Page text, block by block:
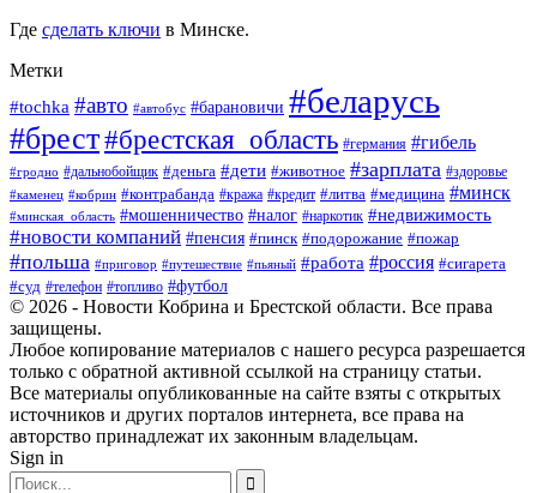
Где сделать ключи в Минске.
Метки
#tochka #авто #автобус #барановичи #беларусь
#брест#брестская_область #германия #гибель
#гродно #дальнобойщик #деньга #дети #животное #зарплата #здоровье
#каменец #кобрин #контрабанда #кража #кредит #литва #медицина #минск
#минская_область #мошенничество #налог #наркотик #недвижимость
#новости компаний #пенсия #пинск #подорожание #пожар
#польша #приговор #путешествие #пьяный #работа #россия #сигарета
#суд #телефон #топливо #футбол
© 2026 - Новости Кобрина и Брестской области. Все права
защищены.
Любое копирование материалов с нашего ресурса разрешается
только с обратной активной ссылкой на страницу статьи.
Все материалы опубликованные на сайте взяты с открытых
источников и других порталов интернета, все права на
авторство принадлежат их законным владельцам.
Sign in